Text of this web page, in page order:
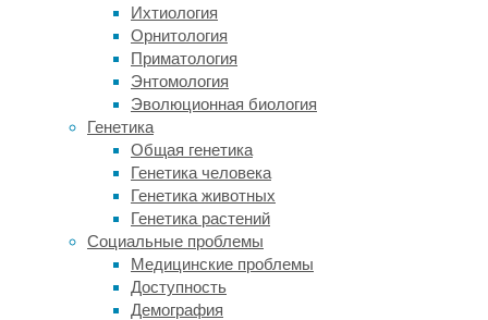
Ихтиология
Орнитология
Приматология
Энтомология
Эволюционная биология
Генетика
Общая генетика
Генетика человека
Генетика животных
Генетика растений
Социальные проблемы
Медицинские проблемы
Доступность
Демография
эти
существенно
различались
физически:
наши
предки
были
выше,
более
длинными
ногами
видимо,